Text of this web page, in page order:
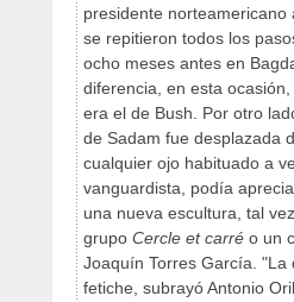
presidente norteamericano
se repitieron todos los
ocho meses antes en
diferencia, en esta
era el de Bush. Por otro
de Sadam fue desplazada
cualquier ojo habituado a
vanguardista, podía
una nueva escultura, tal
grupo Cercle et carré o un
Joaquín Torres García. "La
fetiche, subrayó Antonio